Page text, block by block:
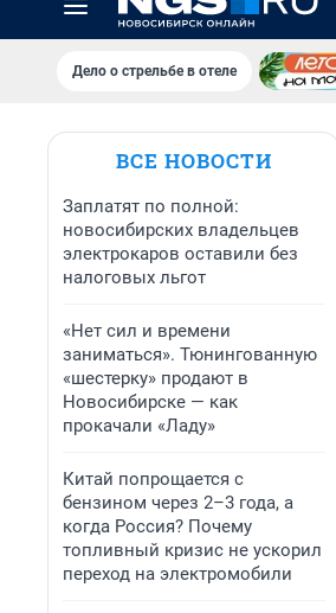
Дело о стрельбе в отеле
ВСЕ НОВОСТИ
Заплатят по полной:
новосибирских владельцев
электрокаров оставили без
налоговых льгот
«Нет сил и времени
заниматься». Тюнингованную
«шестерку» продают в
Новосибирске — как
прокачали «Ладу»
Китай попрощается с
бензином через 2–3 года, а
когда Россия? Почему
топливный кризис не ускорил
переход на электромобили